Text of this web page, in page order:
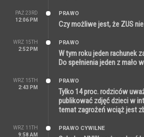
PAŹ 23RD
12:06 PM
PRAWO
Czy możliwe jest, że ZUS
WRZ 15TH
2:52 PM
PRAWO
W tym roku jeden rachunek
Do spełnienia jeden z mało
WRZ 15TH
2:43 PM
PRAWO
Tylko 14 proc. rodziców
publikować zdjęć dzieci w
temat zagrożeń wciąż jest
WRZ 11TH
9:58 AM
PRAWO CYWILNE